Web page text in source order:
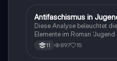
bis 1995. Ideal für
Literaturwissenschaft und
Literatur.
Deutsch
Antifaschismus in
Diese Analyse beleuchtet
Elemente im Roman
Der Fokus liegt auf der Figur
kritisches Hinterfragen und
11 897 15